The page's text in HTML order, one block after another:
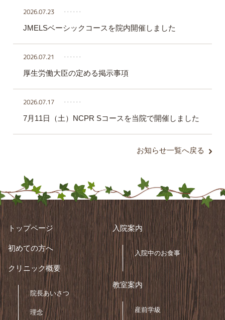
2026.07.23
‥‥‥
JMELSベーシックコースを院内開催しました
2026.07.21
‥‥‥
厚生労働大臣の定める掲示事項
2026.07.17
‥‥‥
7月11日（土）NCPR Sコースを当院で開催しました
お知らせ一覧へ戻る
トップページ
初めての方へ
クリニック概要
院長あいさつ
理念
入院案内
入院中のお食事
教室案内
産前学級